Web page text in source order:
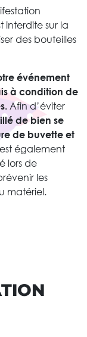
interdite sur la
des bouteilles
événement
à condition de
Afin d’éviter
de bien se
de buvette et
également
lors de
les
matériel.